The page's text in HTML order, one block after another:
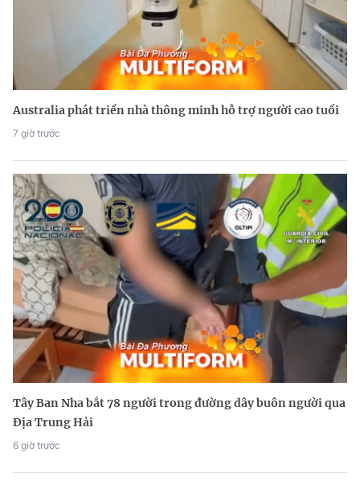
Australia phát triển nhà thông minh hỗ trợ người cao tuổi
7 giờ trước
Tây Ban Nha bắt 78 người trong đường dây buôn người qua
Địa Trung Hải
6 giờ trước